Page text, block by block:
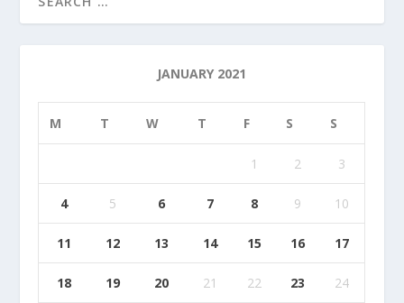
JANUARY 2021
M T W T F S S
1 2 3
4 5 6 7 8 9 10
11 12 13 14 15 16 17
18 19 20 21 22 23 24